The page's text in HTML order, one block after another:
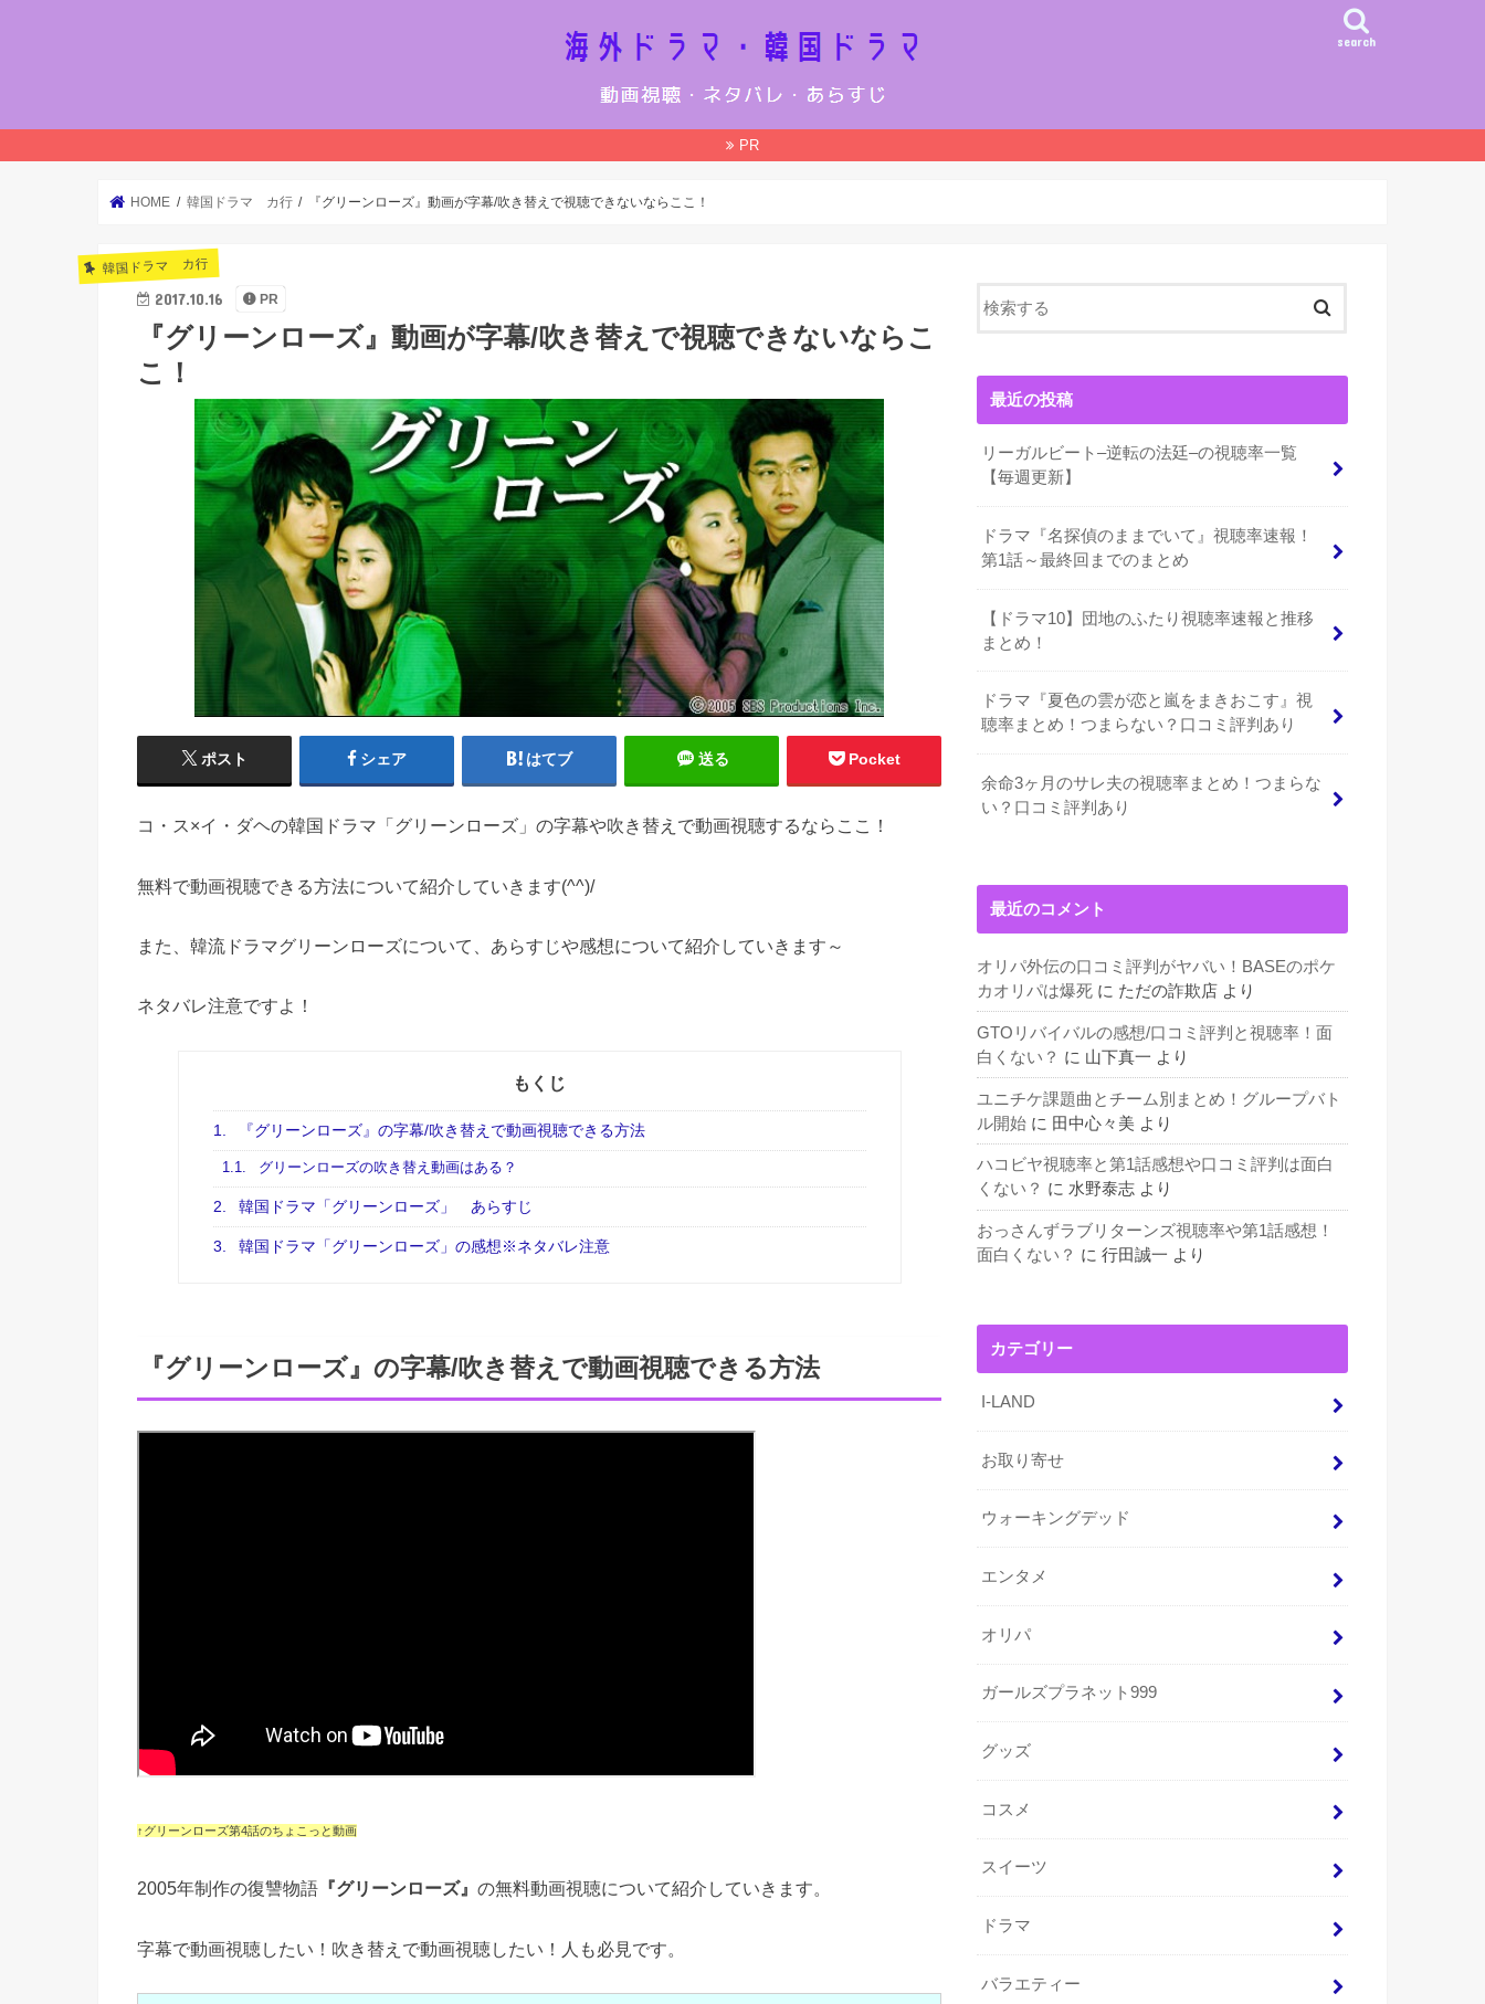
search
PR
HOME 韓国ドラマ カ行 『グリーンローズ』動画が字幕/吹き替えで視聴できないならここ！
韓国ドラマ カ行
2017.10.16 PR
『グリーンローズ』動画が字幕/吹き替えで視聴できないならこ
こ！
ポスト シェア はてブ 送る Pocket
コ・ス×イ・ダヘの韓国ドラマ「グリーンローズ」の字幕や吹き替えで動画視聴するならここ！
無料で動画視聴できる方法について紹介していきます(^^)/
また、韓流ドラマグリーンローズについて、あらすじや感想について紹介していきます～
ネタバレ注意ですよ！
もくじ
1. 『グリーンローズ』の字幕/吹き替えで動画視聴できる方法
1.1. グリーンローズの吹き替え動画はある？
2. 韓国ドラマ「グリーンローズ」 あらすじ
3. 韓国ドラマ「グリーンローズ」の感想※ネタバレ注意
『グリーンローズ』の字幕/吹き替えで動画視聴できる方法
↑グリーンローズ第4話のちょこっと動画
2005年制作の復讐物語 『グリーンローズ』 の無料動画視聴について紹介していきます。
字幕で動画視聴したい！吹き替えで動画視聴したい！人も必見です。
最近の投稿
リーガルビート–逆転の法廷–の視聴率一覧
【毎週更新】
ドラマ『名探偵のままでいて』視聴率速報！
第1話～最終回までのまとめ
【ドラマ10】団地のふたり視聴率速報と推移
まとめ！
ドラマ『夏色の雲が恋と嵐をまきおこす』視
聴率まとめ！つまらない？口コミ評判あり
余命3ヶ月のサレ夫の視聴率まとめ！つまらな
い？口コミ評判あり
最近のコメント
オリパ外伝の口コミ評判がヤバい！BASEのポケ
カオリパは爆死 に ただの詐欺店 より
GTOリバイバルの感想/口コミ評判と視聴率！面
白くない？ に 山下真一 より
ユニチケ課題曲とチーム別まとめ！グループバト
ル開始 に 田中心々美 より
ハコビヤ視聴率と第1話感想や口コミ評判は面白
くない？ に 水野泰志 より
おっさんずラブリターンズ視聴率や第1話感想！
面白くない？ に 行田誠一 より
カテゴリー
I-LAND
お取り寄せ
ウォーキングデッド
エンタメ
オリパ
ガールズプラネット999
グッズ
コスメ
スイーツ
ドラマ
バラエティー